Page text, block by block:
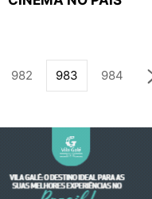
982 983 984